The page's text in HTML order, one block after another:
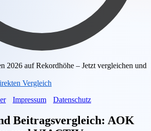
2026 auf Rekordhöhe – Jetzt vergleichen und
Vergleich
Impressum Datenschutz
Beitragsvergleich: AOK